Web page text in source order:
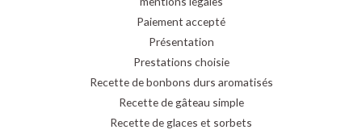
Paiement accepté
Présentation
Prestations choisie
Recette de bonbons durs aromatisés
Recette de gâteau simple
Recette de glaces et sorbets